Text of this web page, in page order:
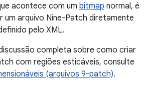
acontece com um bitmap normal, é
um arquivo Nine-Patch diretamente
pelo XML.
completa sobre como criar
com regiões esticáveis, consulte
(arquivos 9-patch).